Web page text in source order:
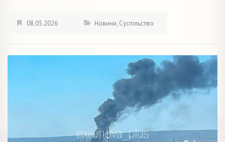
08.05.2026 Новини, Суспільство